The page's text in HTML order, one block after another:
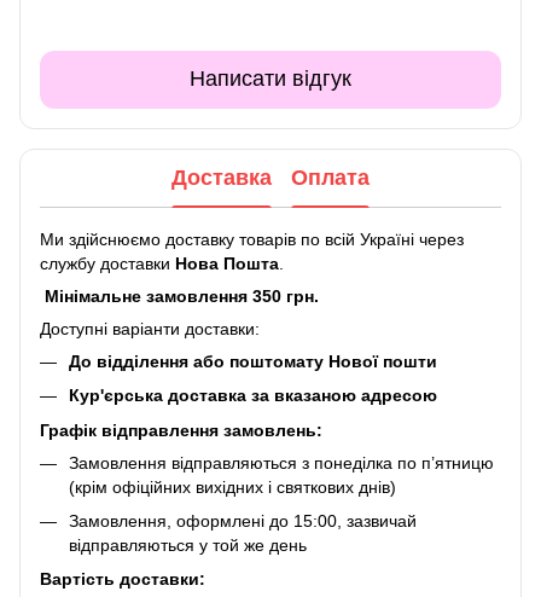
Написати відгук
Доставка Оплата
Ми здійснюємо доставку товарів по всій Україні через
службу доставки Нова Пошта
Мінімальне замовлення 350 грн.
Доступні варіанти доставки:
До відділення або поштомату Нової пошти
Кур'єрська доставка за вказаною адресою
Графік відправлення замовлень:
Замовлення відправляються з понеділка по п’ятницю
(крім офіційних вихідних і святкових днів)
Замовлення, оформлені до 15:00, зазвичай
відправляються у той же день
Вартість доставки: